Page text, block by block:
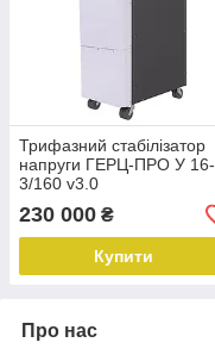
Трифазний стабілізатор
напруги ГЕРЦ-ПРО У 16-
3/160 v3.0
230 000 ₴
Купити
Про нас